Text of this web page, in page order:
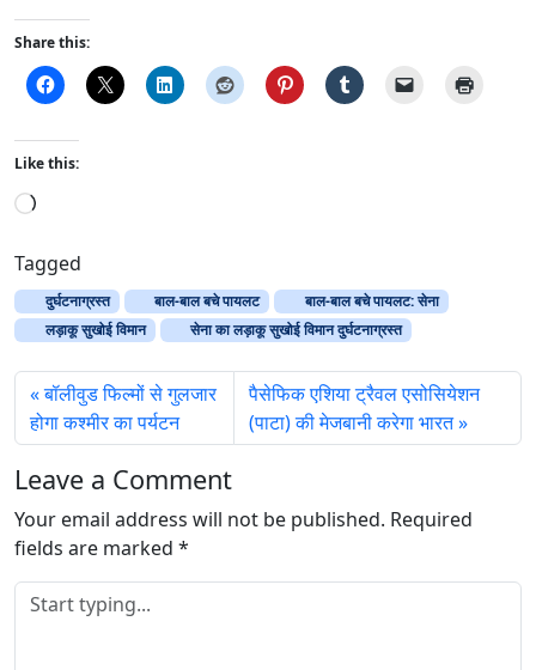
Share this:
Like this:
L
a
d
i
n
g
…
Tagged
दुर्घटनाग्रस्त बाल-बाल बचे पायलट
बाल-बाल बचे पायलट: सेना
लड़ाकू सुखोई विमान
सेना का लड़ाकू सुखोई विमान दुर्घटनाग्रस्त
बॉलीवुड फिल्मों से गुलजार
होगा कश्मीर का पर्यटन
पैसेफिक एशिया ट्रैवल एसोसियेशन
(पाटा) की मेजबानी करेगा भारत
Leave a Comment
Your email address will not be published. Required
fields are marked *